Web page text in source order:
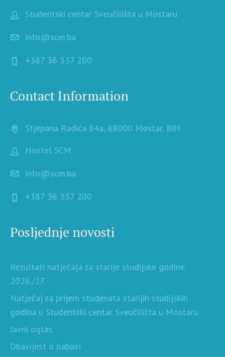
Studentski centar Sveučilišta u Mostaru
info@scm.ba
+387 36 337 200
Contact Information
Stjepana Radića 84a, 88000 Mostar, BiH
Hostel SCM
info@scm.ba
+387 36 337 200
Posljednje novosti
Rezultati natječaja za starije studijske godine
2026./27.
Natječaj za prijem studenata starijih studijskih
godina u Studentski centar Sveučilišta u Mostaru
Javni oglas
Obavijest o nabavi